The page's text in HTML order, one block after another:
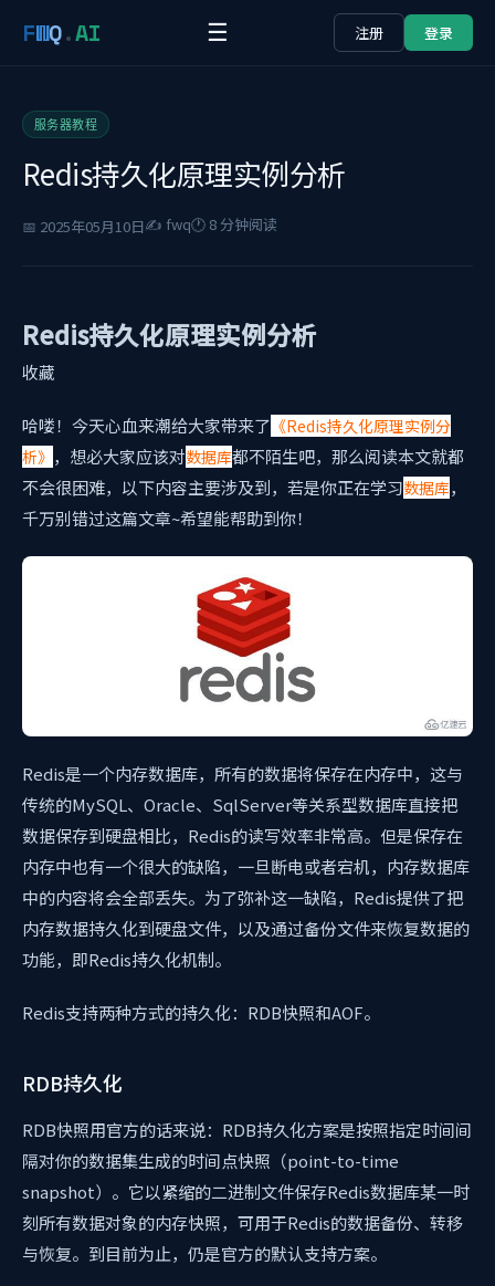
FWQ.AI ☰ 注册 登录
服务器教程
Redis持久化原理实例分析
📅 2025年05月10日✍️ fwq🕐 8 分钟阅读
Redis持久化原理实例分析
收藏
哈喽！今天心血来潮给大家带来了 《Redis持久化原理实例分
析》 ，想必大家应该对数据库都不陌生吧，那么阅读本文就都
不会很困难，以下内容主要涉及到，若是你正在学习数据库，
千万别错过这篇文章~希望能帮助到你！
Redis是一个内存数据库，所有的数据将保存在内存中，这与
传统的MySQL、Oracle、SqlServer等关系型数据库直接把
数据保存到硬盘相比，Redis的读写效率非常高。但是保存在
内存中也有一个很大的缺陷，一旦断电或者宕机，内存数据库
中的内容将会全部丢失。为了弥补这一缺陷，Redis提供了把
内存数据持久化到硬盘文件，以及通过备份文件来恢复数据的
功能，即Redis持久化机制。
Redis支持两种方式的持久化：RDB快照和AOF。
RDB持久化
RDB快照用官方的话来说：RDB持久化方案是按照指定时间间
隔对你的数据集生成的时间点快照（point-to-time
snapshot）。它以紧缩的二进制文件保存Redis数据库某一时
刻所有数据对象的内存快照，可用于Redis的数据备份、转移
与恢复。到目前为止，仍是官方的默认支持方案。